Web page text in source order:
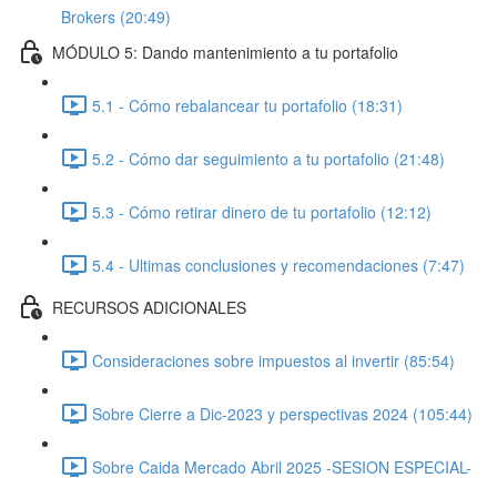
Brokers (20:49)
MÓDULO 5: Dando mantenimiento a tu portafolio
5.1 - Cómo rebalancear tu portafolio (18:31)
5.2 - Cómo dar seguimiento a tu portafolio (21:48)
5.3 - Cómo retirar dinero de tu portafolio (12:12)
5.4 - Ultimas conclusiones y recomendaciones (7:47)
RECURSOS ADICIONALES
Consideraciones sobre impuestos al invertir (85:54)
Sobre Cierre a Dic-2023 y perspectivas 2024 (105:44)
Sobre Caida Mercado Abril 2025 -SESION ESPECIAL-